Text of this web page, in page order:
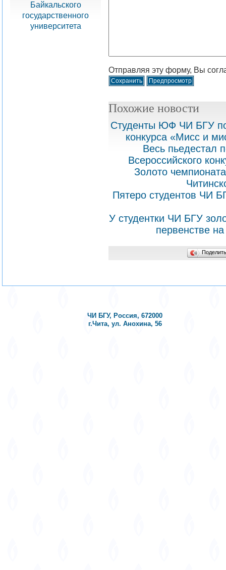
Байкальского
государственного
университета
Отправляя эту форму, Вы
Похожие новости
Студенты ЮФ ЧИ БГУ
конкурса «Мисс и
Весь пьедестал
Всероссийского
Золото
Пятеро студентов ЧИ
У студентки ЧИ БГУ
первенстве
ЧИ БГУ, Россия, 672000
г.Чита, ул. Анохина, 56